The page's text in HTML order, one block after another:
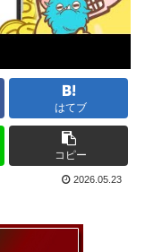
はてブ
コピー
2026.05.23